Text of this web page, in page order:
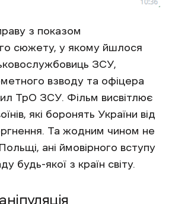
з показом
сюжету, у якому йшлося
ЗСУ,
взводу та офіцера
ТрО ЗСУ. Фільм висвітлює
які боронять України від
Та жодним чином не
ані ймовірного вступу
будь-якої з країн світу.